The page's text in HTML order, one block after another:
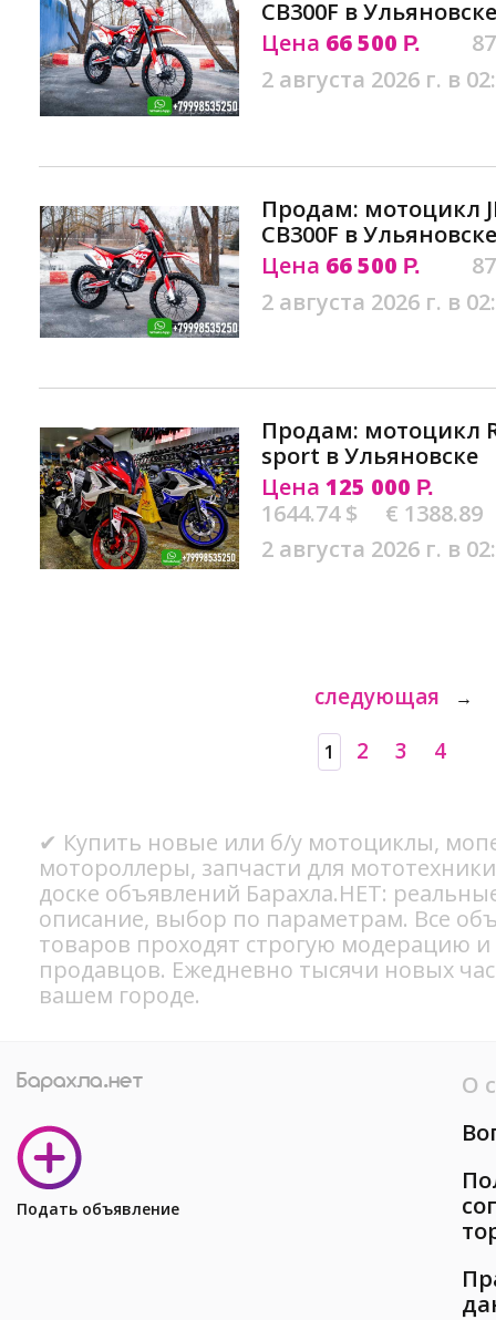
CB300F в Ульяновске
Цена 66 500 Р.
2 августа 2026 г. в
Продам: мотоцикл
CB300F в Ульяновске
Цена 66 500 Р.
2 августа 2026 г. в
Продам: мотоцикл
sport в Ульяновске
Цена 125 000 Р.
1644.74 $
€ 1388.89
2 августа 2026 г. в
следующая →
1 2 3 4
✔ Купить новые или б/у мотоциклы,
мотороллеры, запчасти для
доске объявлений Барахла.НЕТ:
описание, выбор по параметрам. Все
товаров проходят строгую модерацию
продавцов. Ежедневно тысячи новых
вашем городе.
Подать объявление
О